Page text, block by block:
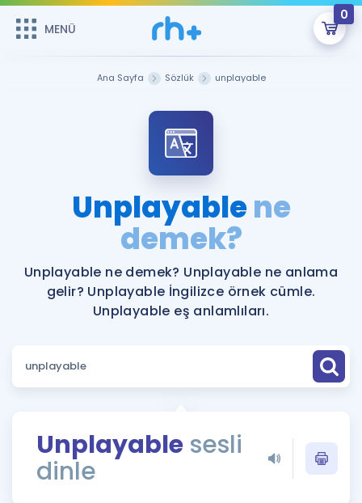
MENÜ
0
Şifremi Hatırlamıyorum
Sepetin Şu An Boş.
Remzi Hoca ile seni sınava hazırlayacak onlarca eğitim seni
bekliyor!
MENÜ
Katılımcı Görüşleri
Faydalı Araçlar
Ücretsiz Kaynaklar
Puan Hesaplama
ÖSYM Sınav Takvimi
Kampanyalar
İngilizce Gramer
Ana Sayfa Sözlük unplayable
Unplayablene
demek?
Unplayable ne demek? Unplayable ne anlama
gelir? Unplayable İngilizce örnek cümle.
Unplayable eş anlamlıları.
Unplayable sesli
dinle